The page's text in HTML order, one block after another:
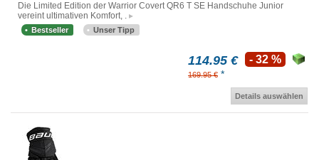
Die Limited Edition der Warrior Covert QR6 T SE Handschuhe Junior
vereint ultimativen Komfort, .
Bestseller Unser Tipp
114.95 €
169.95 € *
- 32 %
Details auswählen